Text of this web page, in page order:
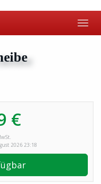
€
2026 23:18